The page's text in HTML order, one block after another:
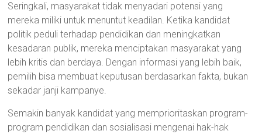
Seringkali, masyarakat tidak menyadari potensi yang
mereka miliki untuk menuntut keadilan. Ketika kandidat
politik peduli terhadap pendidikan dan meningkatkan
kesadaran publik, mereka menciptakan masyarakat yang
lebih kritis dan berdaya. Dengan informasi yang lebih baik,
pemilih bisa membuat keputusan berdasarkan fakta, bukan
sekadar janji kampanye.
Semakin banyak kandidat yang memprioritaskan program-
program pendidikan dan sosialisasi mengenai hak-hak